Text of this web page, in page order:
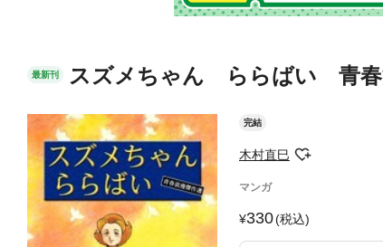
最新刊 スズメちゃん ららばい 青春
完結
木村直巳
マンガ
330(税込)